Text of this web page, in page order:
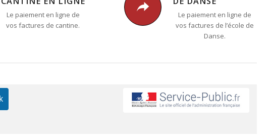
Le paiement en ligne de
vos factures de cantine.
Le paiement en ligne de
vos factures de l’école de
Danse.